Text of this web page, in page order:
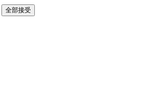
全部接受